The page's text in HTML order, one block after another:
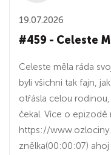
19.07.2026
#459 - Celeste
Celeste měla ráda
byli všichni tak fajn,
otřásla celou
čekal. Více o epizodě
https://
znělka(00:00:07)